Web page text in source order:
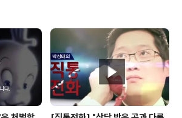
회 차원의 강력한 조치와 ‘유
수사를 촉구한다고 밝혔다. 안
“환자동의 없이 집도의사를
술은 사상최악의 인륜범죄”라
제도의 근간을 뒤흔드는 ‘신종
‘살인·상해행위’와 다름..